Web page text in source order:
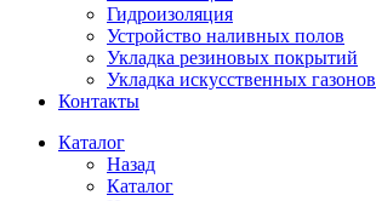
Гидроизоляция
Устройство наливных полов
Укладка резиновых покрытий
Укладка искусственных газонов
Контакты
Каталог
Назад
Каталог